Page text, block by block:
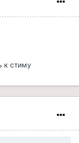
к стиму